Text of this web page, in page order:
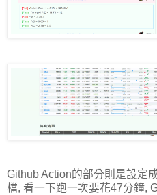
Github Action的部分則是設定
檔, 看一下跑一次要花47分鐘,